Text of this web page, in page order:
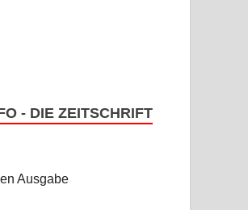
- DIE ZEITSCHRIFT
Ausgabe